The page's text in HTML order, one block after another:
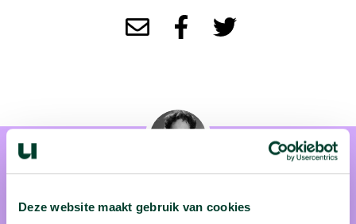
Deze website maakt gebruik van cookies